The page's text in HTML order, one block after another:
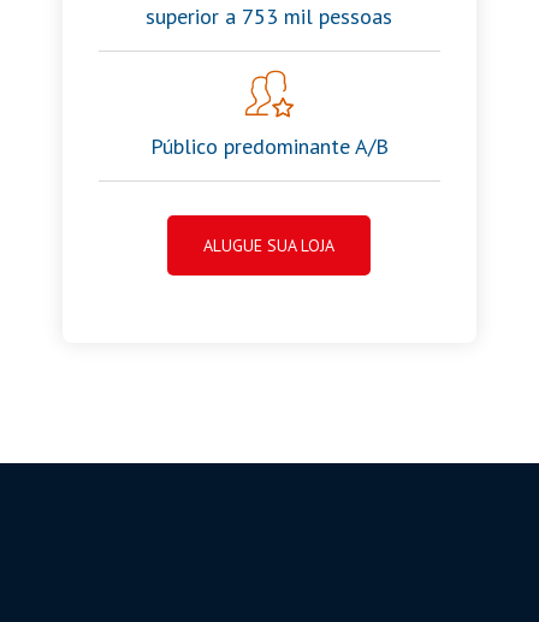
superior a 753 mil pessoas
Público predominante A/B
ALUGUE SUA LOJA